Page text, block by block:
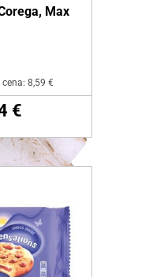
Max
€
cena: 8,59 €